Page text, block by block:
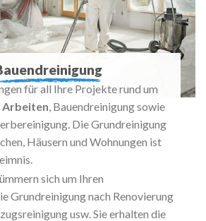
für all Ihre Projekte rund um
Arbeiten, Bauendreinigung sowie
Die Grundreinigung
Häusern und Wohnungen ist
sich um Ihren
Grundreinigung nach Renovierung
usw. Sie erhalten die